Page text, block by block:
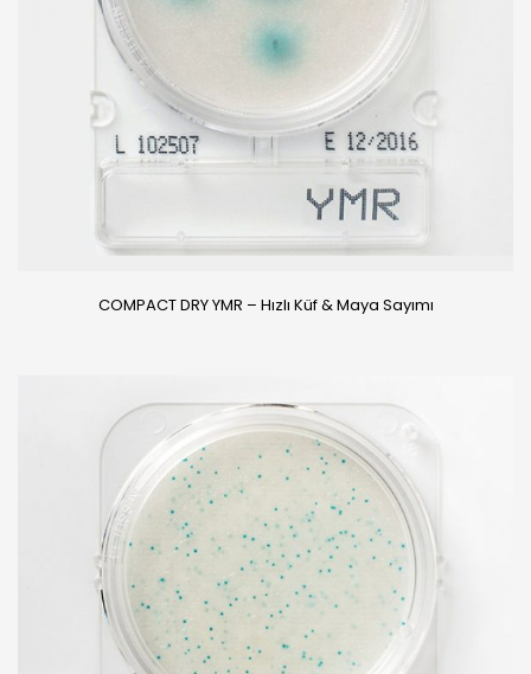
COMPACT DRY YMR – Hızlı Küf & Maya Sayımı